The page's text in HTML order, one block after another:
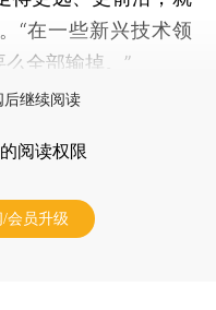
“在一些新兴技术领
全部输掉。”
后继续阅读
阅读权限
/会员升级